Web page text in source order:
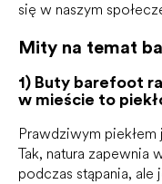
się w naszym
Mity na temat
1) Buty barefoot
w mieście to
Prawdziwym piekłem
Tak, natura zapewnia
podczas stąpania,